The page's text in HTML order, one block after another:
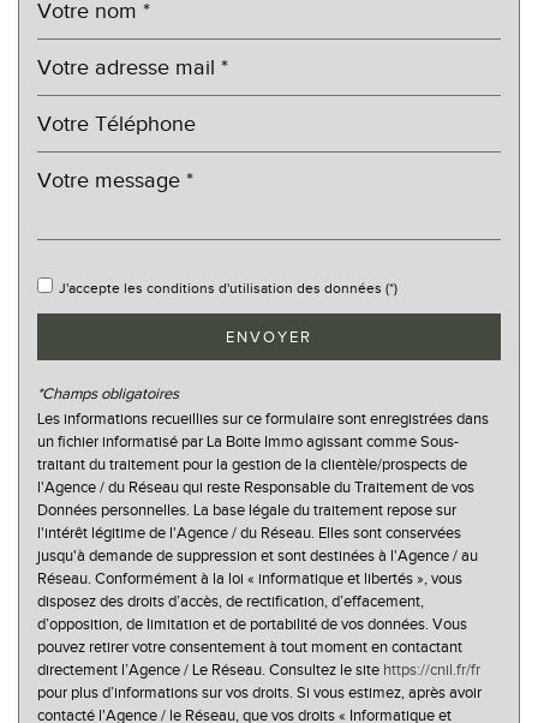
Propriétaires (vs. locataires)
Taxe foncière
17,11 %
Habitants de moins de 25 ans
Nombre d'enfants par famille
Maisons
97,78 %
Appartements
2,22 %
Familles avec 3 enfants
7,45 %
J'accepte les conditions d'utilisation des données (*)
ENVOYER
*Champs obligatoires
Les informations recueillies sur ce formulaire sont enregistrées dans
un fichier informatisé par La Boite Immo agissant comme Sous-
traitant du traitement pour la gestion de la clientèle/prospects de
l'Agence / du Réseau qui reste Responsable du Traitement de vos
Données personnelles. La base légale du traitement repose sur
l'intérêt légitime de l'Agence / du Réseau. Elles sont conservées
jusqu'à demande de suppression et sont destinées à l'Agence / au
Réseau. Conformément à la loi « informatique et libertés », vous
disposez des droits d’accès, de rectification, d’effacement,
d’opposition, de limitation et de portabilité de vos données. Vous
pouvez retirer votre consentement à tout moment en contactant
directement l’Agence / Le Réseau. Consultez le site https://cnil.fr/fr
pour plus d’informations sur vos droits. Si vous estimez, après avoir
contacté l'Agence / le Réseau, que vos droits « Informatique et